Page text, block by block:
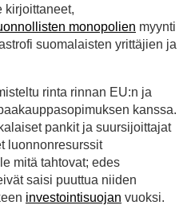
kirjoittaneet,
monopolien myynti
suomalaisten yrittäjien ja
rinta rinnan EU:n ja
kanssa.
pankit ja suursijoittajat
luonnonresurssit
mitä tahtovat; edes
saisi puuttua niiden
investointisuojan vuoksi.